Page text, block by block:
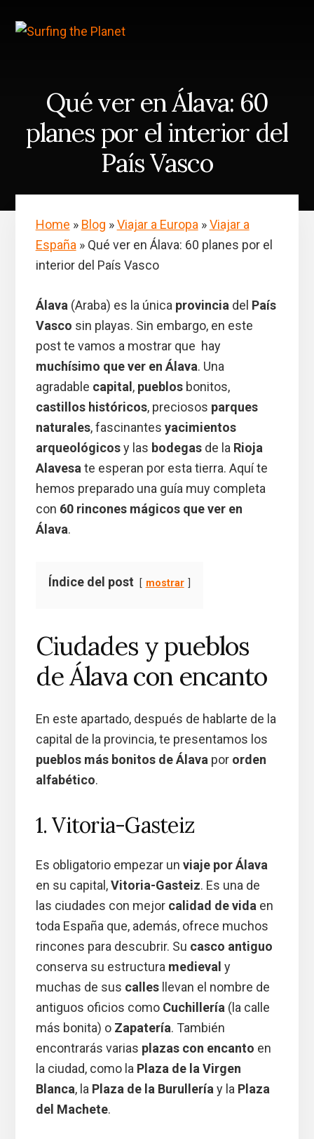
content
Qué ver en Álava: 60
planes por el interior del
País Vasco
Home » Blog »Viajar a Europa»Viajar a
España» Qué ver en Álava: 60 planes por el
interior del País Vasco
Álava (Araba) es la única provinciadel País
Vasco sin playas. Sin embargo, en este
post te vamos a mostrar que hay
muchísimo que ver en Álava. Una
agradable capital , pueblosbonitos,
castillos históricos, preciosos parques
naturales, fascinantes yacimientos
arqueológicosy las bodegasde laRioja
Alavesate esperan por esta tierra. Aquí te
hemos preparado una guía muy completa
con 60 rincones mágicos que ver en
Álava.
Índice del post mostrar
Ciudades y pueblos
de Álava con encanto
En este apartado, después de hablarte de la
capital de la provincia, te presentamos los
pueblos más bonitos de Álavapor orden
alfabético.
1. Vitoria-Gasteiz
Es obligatorio empezar un viaje por Álava
en su capital,Vitoria-Gasteiz. Es una de
las ciudades con mejorcalidad de vidaen
toda España que, además, ofrece muchos
rincones para descubrir. Su casco antiguo
conserva su estructura medieval y
muchas de sus callesllevan el nombre de
antiguos oficios como Cuchillería(la calle
más bonita) o Zapatería. También
encontrarás varias plazas con encanto en
la ciudad, como la Plaza de la Virgen
Blanca, la Plaza de la Burulleríay la Plaza
del Machete.